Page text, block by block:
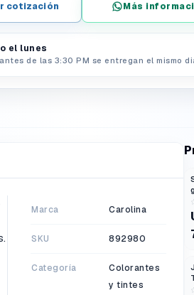
cotización Más
el lunes
de las 3:30 PM se entregan el mismo
Marca Carolina
SKU 892980
Categoría
Colorantes
y tintes